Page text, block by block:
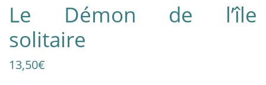
Le Démon de l’île
solitaire
13,50€